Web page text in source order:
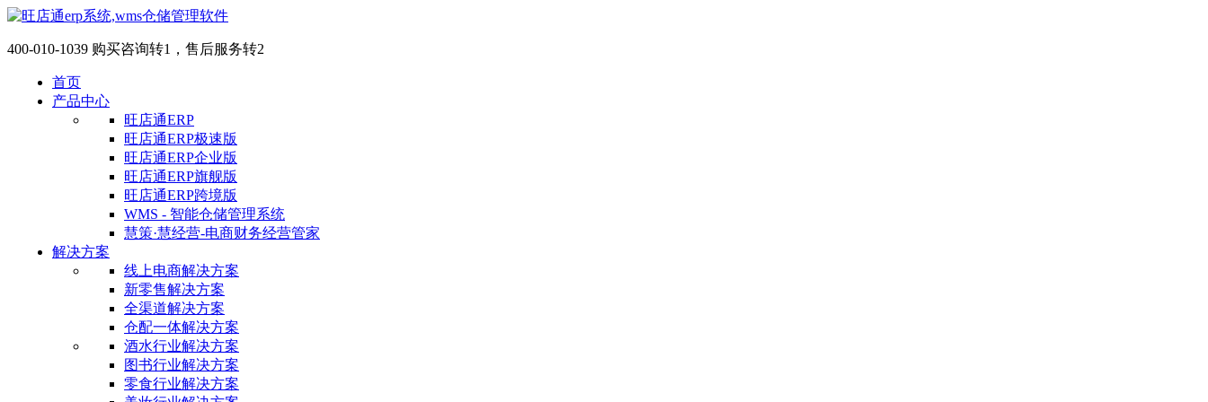
400-010-1039 购买咨询转1，售后服务转2
首页
产品中心
旺店通ERP
旺店通ERP极速版
旺店通ERP企业版
旺店通ERP旗舰版
旺店通ERP跨境版
WMS - 智能仓储管理系统
慧策·慧经营-电商财务经营管家
解决方案
线上电商解决方案
新零售解决方案
全渠道解决方案
仓配一体解决方案
酒水行业解决方案
图书行业解决方案
零食行业解决方案